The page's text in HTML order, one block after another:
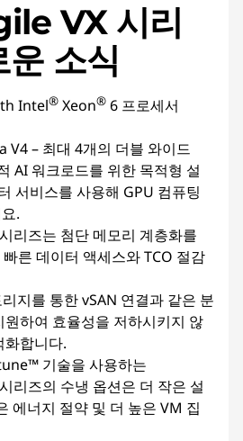
VX 시리
소식
Intel® Xeon® 6 프로세서
V4 – 최대 4개의 더블 와이드
AI 워크로드를 위한 목적형 설
서비스를 사용해 GPU 컴퓨팅
.
리즈는 첨단 메모리 계층화를
른 데이터 액세스와 TCO 절감
지를 통한 vSAN 연결과 같은 분
하여 효율성을 저하시키지 않
화합니다.
기술을 사용하는
리즈의 수냉 옵션은 더 작은 설
에너지 절약 및 더 높은 VM 집